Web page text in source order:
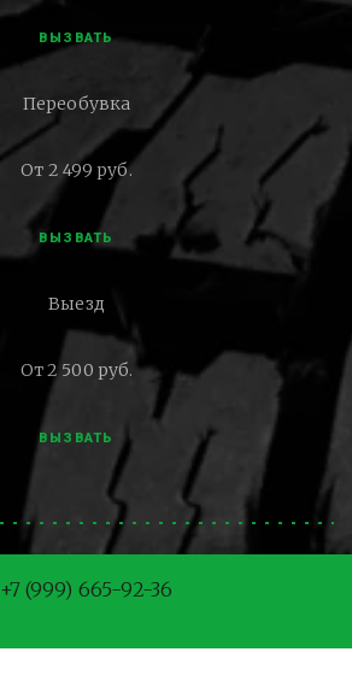
ВЫЗВАТЬ
Переобувка
От 2 499 руб.
ВЫЗВАТЬ
Выезд
От 2 500 руб.
ВЫЗВАТЬ
+7 (999) 665-92-36